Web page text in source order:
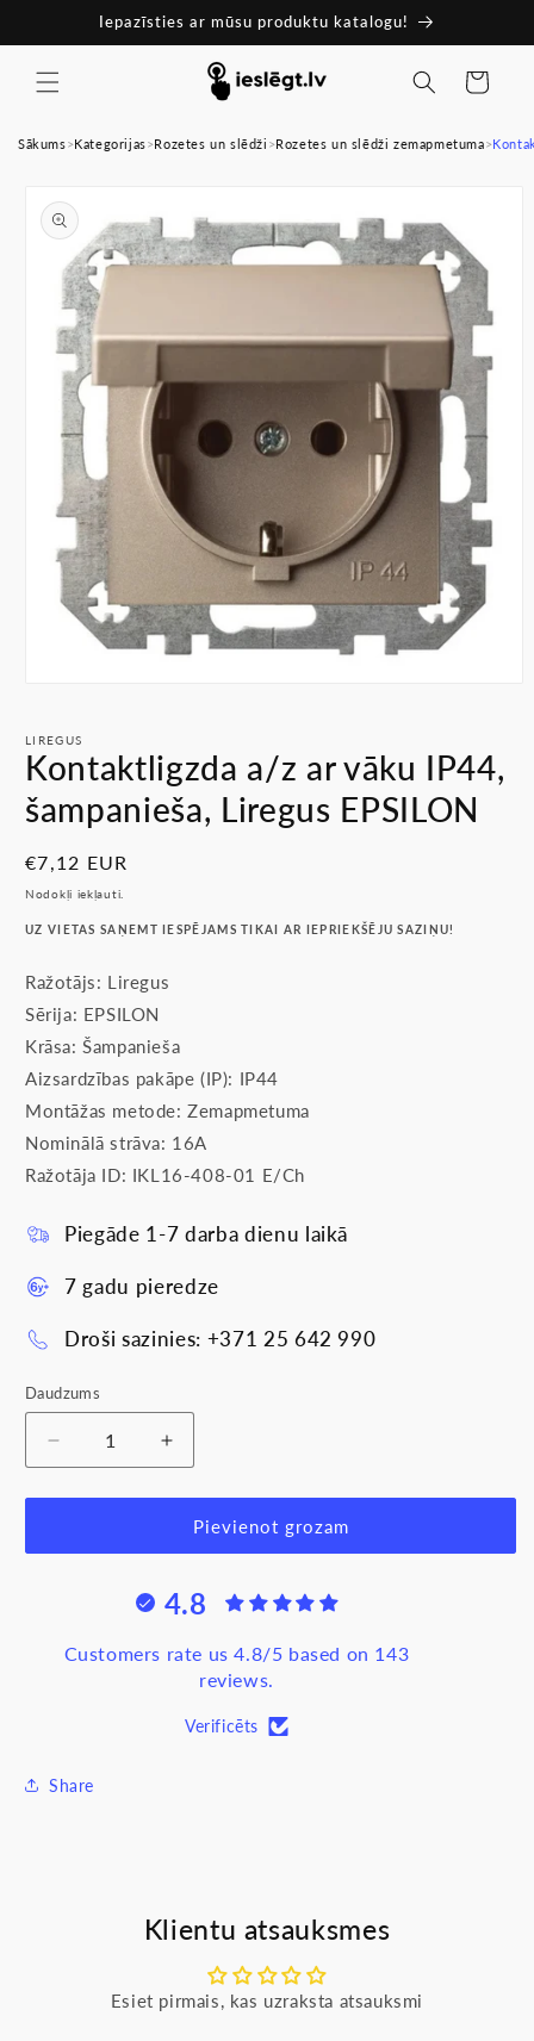
saturu
Iepazīsties ar mūsu produktu katalogu!
Ratiņi
Sākums>Kategorijas>Rozetes un slēdži >Rozetes un slēdži zemapmetuma>
produkta
informāciju
modālā
režīmā
LIREGUS
Kontaktligzda a/z ar vāku IP44,
šampanieša, Liregus EPSILON
Parastā
cena
€7,12 EUR
Nodokļi iekļauti.
UZ VIETAS SAŅEMT IESPĒJAMS TIKAI AR IEPRIEKŠĒJU SAZIŅU!
Ražotājs: Liregus
Sērija: EPSILON
Krāsa: Šampanieša
Aizsardzības pakāpe (IP): IP44
Montāžas metode: Zemapmetuma
Nominālā strāva: 16A
Ražotāja ID: IKL16-408-01 E/Ch
Piegāde 1-7 darba dienu laikā
7 gadu pieredze
Droši sazinies: +371 25 642 990
Daudzums
Samazināt
daudzumu
produktam
a/z
šampanieša,
Palielināt
daudzumu
produktam
Kontaktligzda
a/z
vāku
šampanieša,
Liregus
Pievienot grozam
4.8
Customers rate us 4.8/5 based on 143
reviews.
Verificēts
Share
Klientu atsauksmes
Esiet pirmais, kas uzraksta atsauksmi